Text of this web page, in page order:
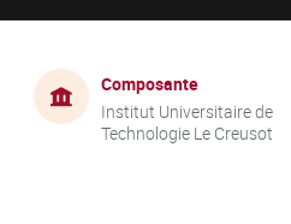
Composante
Institut Universitaire de
Technologie Le Creusot